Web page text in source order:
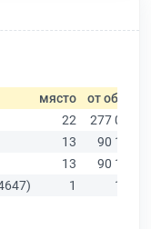
място от общо
22
277 019
13
90 178
13
90 178
1 183